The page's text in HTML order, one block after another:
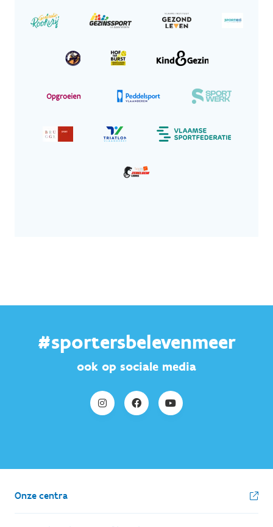
#sportersbelevenmeer
ook op sociale media
Onze centra